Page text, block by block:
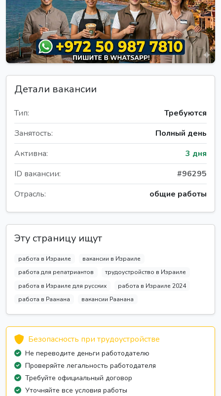
Детали вакансии
Тип:
Требуются
Занятость:
Полный день
Активна:
3 дня
ID вакансии:
#96295
Отрасль:
общие работы
Эту страницу ищут
работа в Израиле
вакансии в Израиле
работа для репатриантов
трудоустройство в Израиле
работа в Израиле для русских
работа в Израиле 2024
работа в Раанана
вакансии Раанана
Безопасность при трудоустройстве
Не переводите деньги работодателю
Проверяйте легальность работодателя
Требуйте официальный договор
Уточняйте все условия работы